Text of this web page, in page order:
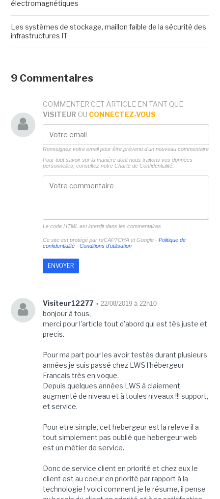
électromagnétiques
Les systèmes de stockage, maillon faible de la sécurité des
infrastructures IT
9 Commentaires
COMMENTER CET ARTICLE EN TANT QUE
VISITEUR OU CONNECTEZ-VOUS
Renseignez votre email pour être prévenu d'un nouveau commentaire
Pour tout savoir sur la manière dont nous traitons vos données
personnelles, consultez notre Charte de Confidentialité.
Le code HTML est interdit dans les commentaires
Ce site est protégé par reCAPTCHA et Google - Politique de
confidentialité- Conditions d'utilisation
Visiteur12277 • 22/08/2019 à 22h10
bonjour à tous,
merci pour l'article tout d'abord qui est tès juste et
precis.
Pour ma part pour les avoir testés durant plusieurs
années je suis passé chez LWS l'hébergeur
Francais très en voque.
Depuis quelques années LWS à claiement
augmenté de niveau et à toules niveaux !!! support,
et service.
Pour etre simple, cet hebergeur est la releve il a
tout simplement pas oublié que hebergeur web
est un métier de service.
Donc de service client en priorité et chez eux le
client est au coeur en priorité par rapport à la
technologie ! voici comment je le résume, il pense